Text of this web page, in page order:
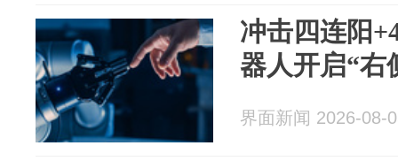
冲击四连阳
器人开启“右
界面新闻 2026-08-